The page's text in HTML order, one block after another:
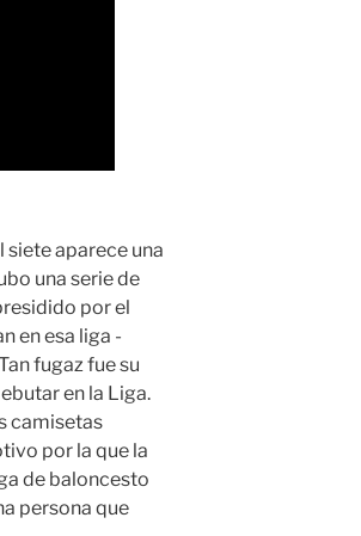
aparece una
una serie de
por el
en esa liga -
fugaz fue su
en la Liga.
camisetas
por la que la
de baloncesto
persona que